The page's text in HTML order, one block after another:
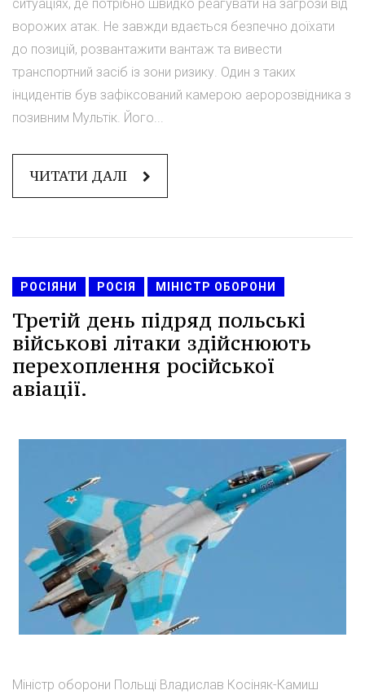
ситуаціях, де потрібно швидко реагувати на загрози від
ворожих атак. Не завжди вдається безпечно доїхати
до позицій, розвантажити вантаж та вивести
транспортний засіб із зони ризику. Один з таких
інцидентів був зафіксований камерою аеророзвідника з
позивним Мультік. Його...
ЧИТАТИ ДАЛІ
РОСІЯНИ РОСІЯ МІНІСТР ОБОРОНИ
Третій день підряд польські
військові літаки здійснюють
перехоплення російської
авіації.
Міністр оборони Польщі Владислав Косіняк-Камиш